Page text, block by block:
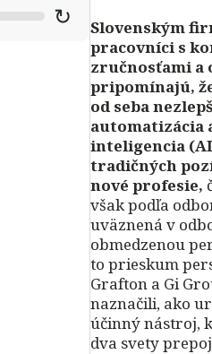
↻
Slovenským
pracovníci s
zručnosťami a
pripomínajú,
od seba
automatizácia
inteligencia
tradičných
nové profesie,
však podľa
uväznená v
obmedzenou
to prieskum
Grafton a Gi
naznačili, ako
účinný nástroj,
dva svety